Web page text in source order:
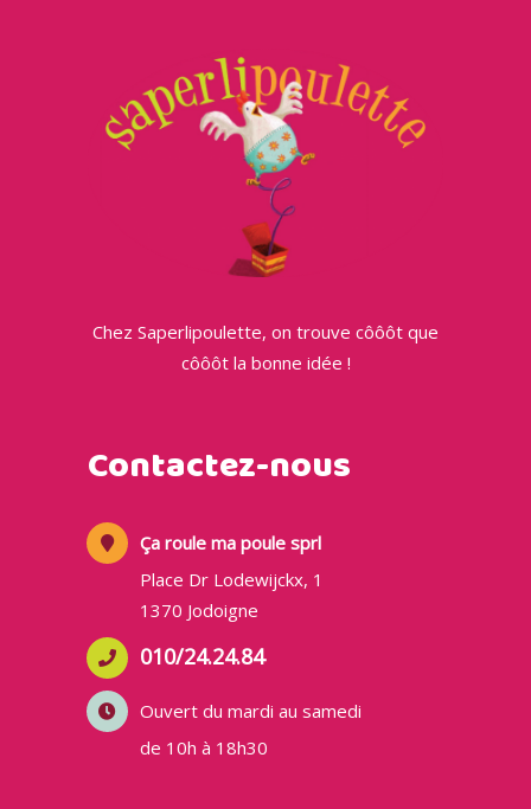
Chez Saperlipoulette, on trouve côôôt que
côôôt la bonne idée !
Contactez-nous
Ça roule ma poule sprl
Place Dr Lodewijckx, 1
1370 Jodoigne
010/24.24.84
Ouvert du mardi au samedi
de 10h à 18h30